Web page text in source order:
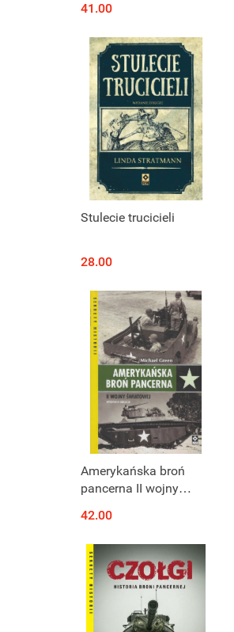
41.00
Stulecie trucicieli
28.00
Produkt niedostępny
Amerykańska broń
pancerna II wojny
42.00